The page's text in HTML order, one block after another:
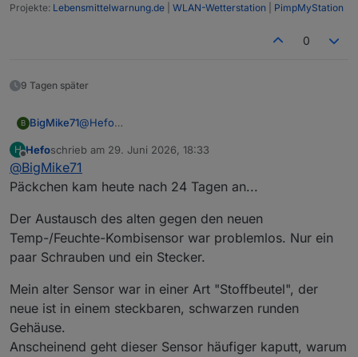
Projekte: Lebensmittelwarnung.de WLAN-Wetterstation PimpMyStation
0
9 Tagen später
B BigMike71@Hefo
ich habe diese Einheit ->Froggit WH3000
ist alles auf der Mittelplatine vergossen...
H
Offline
Hefoschrieb am 29. Juni 2026, 18:33
zuletzt editiert von
@BigMike71
Päckchen kam heute nach 24 Tagen an...
Der Austausch des alten gegen den neuen
Temp-/Feuchte-Kombisensor war problemlos. Nur ein
paar Schrauben und ein Stecker.
Mein alter Sensor war in einer Art "Stoffbeutel", der
neue ist in einem steckbaren, schwarzen runden
Gehäuse.
Anscheinend geht dieser Sensor häufiger kaputt, warum